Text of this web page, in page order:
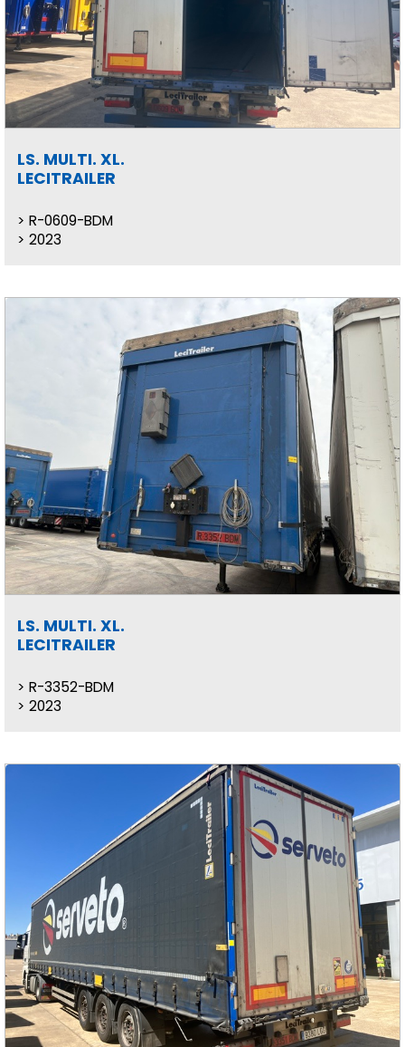
LS. MULTI. XL.
LECITRAILER
R-0609-BDM
2023
LS. MULTI. XL.
LECITRAILER
R-3352-BDM
2023